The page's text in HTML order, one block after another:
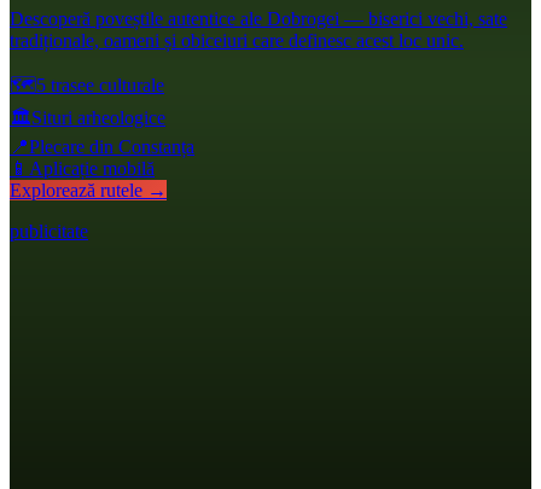
Descoperă poveștile autentice ale Dobrogei — biserici vechi, sate
tradiționale, oameni și obiceiuri care definesc acest loc unic.
🗺️5 trasee culturale
🏛️Situri arheologice
📍Plecare din Constanța
📱 Aplicație mobilă
Explorează rutele →
publicitate